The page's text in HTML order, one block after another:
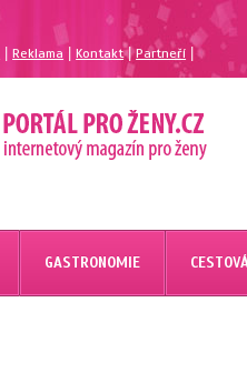
Reklama Kontakt| Partneří
PRO ŽENY
ŽENY.CZ
GASTRONOMIE